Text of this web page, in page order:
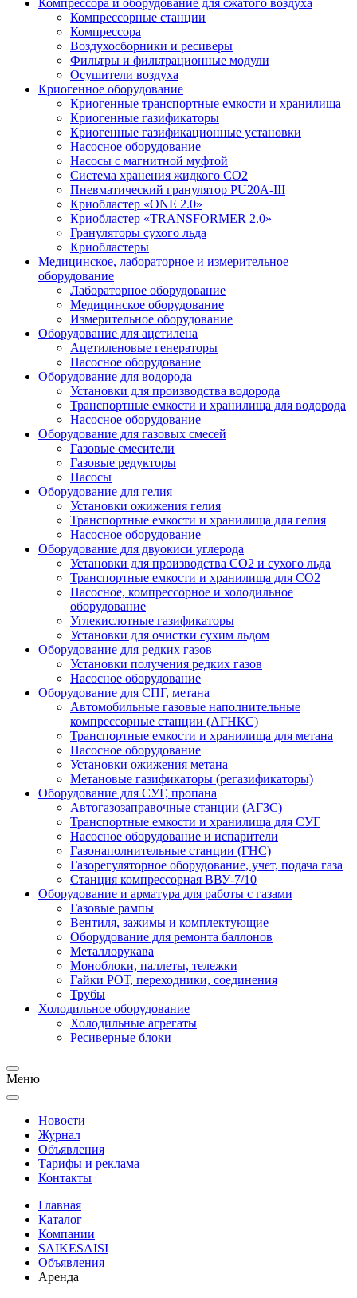
Компрессора и оборудование для сжатого воздуха
Компрессорные станции
Компрессора
Воздухосборники и ресиверы
Фильтры и фильтрационные модули
Осушители воздуха
Криогенное оборудование
Криогенные транспортные емкости и хранилища
Криогенные газификаторы
Криогенные газификационные установки
Насосное оборудование
Насосы с магнитной муфтой
Система хранения жидкого CO2
Пневматический гранулятор PU20A-III
Криобластер «ONE 2.0»
Криобластер «TRANSFORMER 2.0»
Грануляторы сухого льда
Криобластеры
Медицинское, лабораторное и измерительное
оборудование
Лабораторное оборудование
Медицинское оборудование
Измерительное оборудование
Оборудование для ацетилена
Ацетиленовые генераторы
Насосное оборудование
Оборудование для водорода
Установки для производства водорода
Транспортные емкости и хранилища для водорода
Насосное оборудование
Оборудование для газовых смесей
Газовые смесители
Газовые редукторы
Насосы
Оборудование для гелия
Установки ожижения гелия
Транспортные емкости и хранилища для гелия
Насосное оборудование
Оборудование для двуокиси углерода
Установки для производства СО2 и сухого льда
Транспортные емкости и хранилища для CO2
Насосное, компрессорное и холодильное
оборудование
Углекислотные газификаторы
Установки для очистки сухим льдом
Оборудование для редких газов
Установки получения редких газов
Насосное оборудование
Оборудование для СПГ, метана
Автомобильные газовые наполнительные
компрессорные станции (АГНКС)
Транспортные емкости и хранилища для метана
Насосное оборудование
Установки ожижения метана
Метановые газификаторы (регазификаторы)
Оборудование для СУГ, пропана
Автогазозаправочные станции (АГЗС)
Транспортные емкости и хранилища для СУГ
Насосное оборудование и испарители
Газонаполнительные станции (ГНС)
Газорегуляторное оборудование, учет, подача газа
Станция компрессорная ВВУ-7/10
Оборудование и арматура для работы с газами
Газовые рампы
Вентиля, зажимы и комплектующие
Оборудование для ремонта баллонов
Металлорукава
Моноблоки, паллеты, тележки
Гайки РОТ, переходники, соединения
Трубы
Холодильное оборудование
Холодильные агрегаты
Ресиверные блоки
Меню
Новости
Журнал
Объявления
Тарифы и реклама
Контакты
Главная
Каталог
Компании
SAIKESAISI
Объявления
Аренда